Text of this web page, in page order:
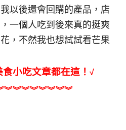
以後還會回購的產品，店
一個人吃到後來真的挺爽
，不然我也想試試看芒果
小吃文章都在這！ √
︾︾︾︾︾︾︾︾